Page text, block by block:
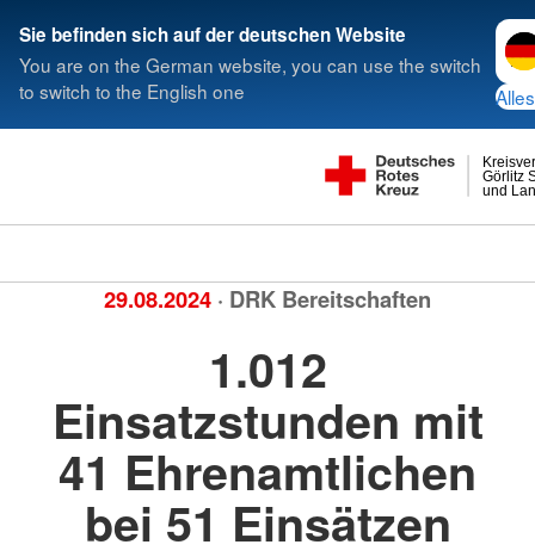
Sie befinden sich auf der deutschen Website
You are on the German website, you can use the switch
to switch to the English one
und
Görlitz
29.08.2024 · DRK Bereitschaften
1.012
Einsatzstunden mit
41 Ehrenamtlichen
bei 51 Einsätzen